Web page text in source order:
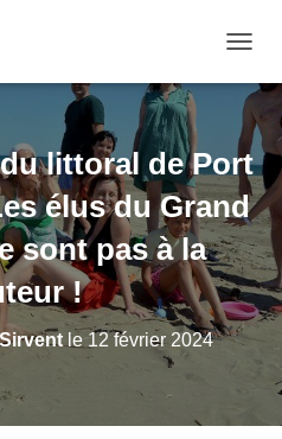
É
P
L
E
R
L
A
N
A
V
I
littoral de Port
élus du Grand
sont pas à la
!
le 12 février 2024